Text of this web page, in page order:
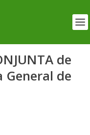
de
General de